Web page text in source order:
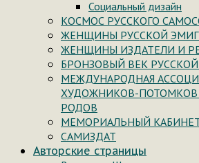
Социальный дизайн
КОСМОС РУССКОГО
ЖЕНЩИНЫ РУССКОЙ
ЖЕНЩИНЫ ИЗДАТЕЛИ И
БРОНЗОВЫЙ ВЕК
МЕЖДУНАРОДНАЯ
ХУДОЖНИКОВ-
РОДОВ
МЕМОРИАЛЬНЫЙ
САМИЗДАТ
Авторские страницы